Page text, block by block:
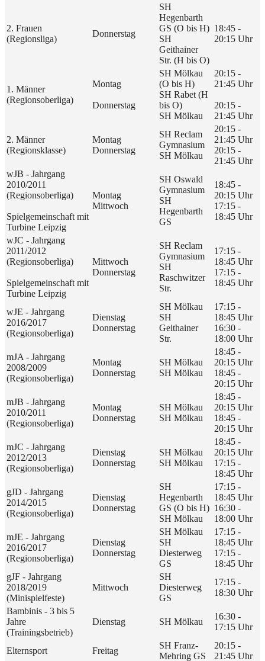
2. Frauen
(Regionsliga)
Donnerstag
SH
Hegenbarth
GS (O bis H)
SH
Geithainer
Str. (H bis O)
18:45 -
20:15 Uhr
1. Männer
(Regionsoberliga)
Montag
Donnerstag
SH Mölkau
(O bis H)
SH Rabet (H
bis O)
SH Mölkau
20:15 -
21:45 Uhr
20:15 -
21:45 Uhr
2. Männer
(Regionsklasse)
Montag
Donnerstag
SH Reclam
Gymnasium
SH Mölkau
20:15 -
21:45 Uhr
20:15 -
21:45 Uhr
wJB - Jahrgang
2010/2011
(Regionsoberliga)
Spielgemeinschaft mit
Turbine Leipzig
Montag
Mittwoch
SH Oswald
Gymnasium
SH
Hegenbarth
GS
18:45 -
20:15 Uhr
17:15 -
18:45 Uhr
wJC - Jahrgang
2011/2012
(Regionsoberliga)
Spielgemeinschaft mit
Turbine Leipzig
Mittwoch
Donnerstag
SH Reclam
Gymnasium
SH
Raschwitzer
Str.
17:15 -
18:45 Uhr
17:15 -
18:45 Uhr
wJE - Jahrgang
2016/2017
(Regionsoberliga)
Dienstag
Donnerstag
SH Mölkau
SH
Geithainer
Str.
17:15 -
18:45 Uhr
16:30 -
18:00 Uhr
mJA - Jahrgang
2008/2009
(Regionsoberliga)
Montag
Donnerstag
SH Mölkau
SH Mölkau
18:45 -
20:15 Uhr
18:45 -
20:15 Uhr
mJB - Jahrgang
2010/2011
(Regionsoberliga)
Montag
Donnerstag
SH Mölkau
SH Mölkau
18:45 -
20:15 Uhr
18:45 -
20:15 Uhr
mJC - Jahrgang
2012/2013
(Regionsoberliga)
Dienstag
Donnerstag
SH Mölkau
SH Mölkau
18:45 -
20:15 Uhr
17:15 -
18:45 Uhr
gJD - Jahrgang
2014/2015
(Regionsoberliga)
Dienstag
Donnerstag
SH
Hegenbarth
GS (O bis H)
SH Mölkau
17:15 -
18:45 Uhr
16:30 -
18:00 Uhr
mJE - Jahrgang
2016/2017
(Regionsoberliga)
Dienstag
Donnerstag
SH Mölkau
SH
Diesterweg
GS
17:15 -
18:45 Uhr
17:15 -
18:45 Uhr
gJF - Jahrgang
2018/2019
(Minispielfeste)
Mittwoch
SH
Diesterweg
GS
17:15 -
18:30 Uhr
Bambinis - 3 bis 5
Jahre
(Trainingsbetrieb)
Dienstag SH Mölkau
16:30 -
17:15 Uhr
Elternsport Freitag
SH Franz-
Mehring GS
20:15 -
21:45 Uhr